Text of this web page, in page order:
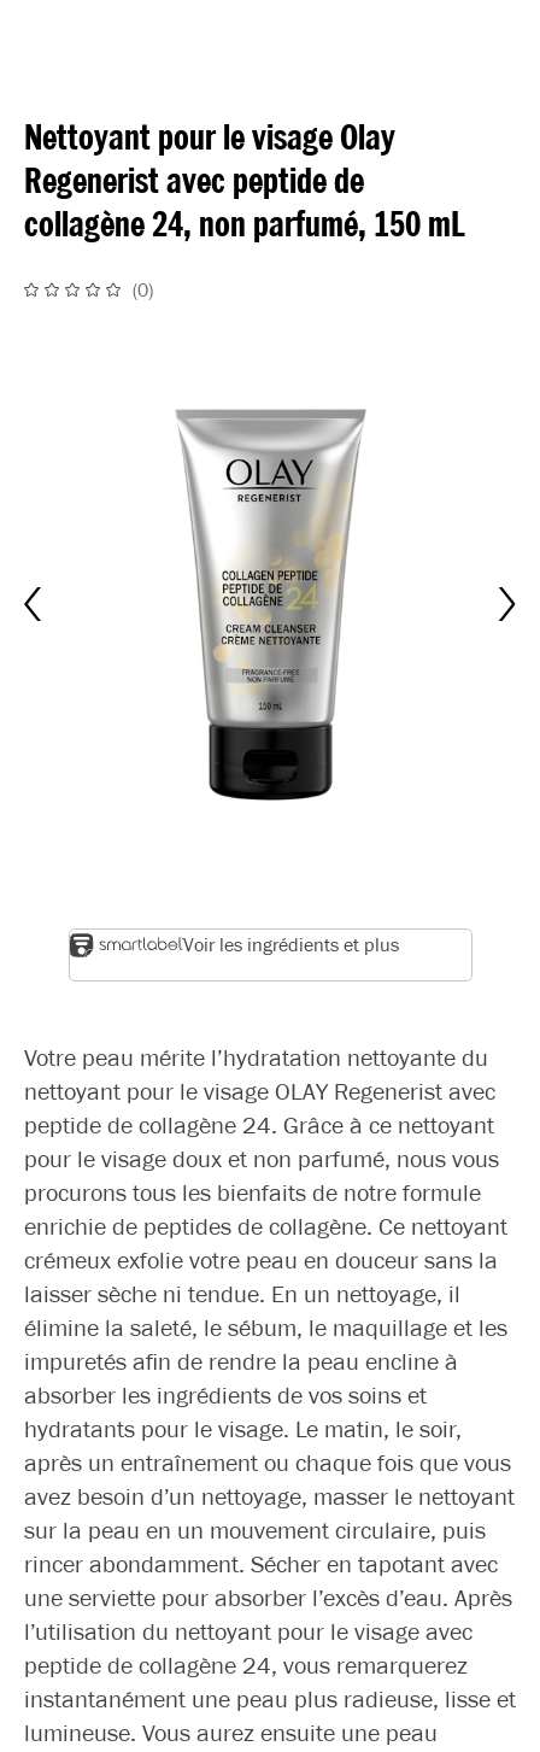
Nettoyant pour le visage Olay
Regenerist avec peptide de
collagène 24, non parfumé, 150 mL
(0)
Voir les ingrédients et plus
Votre peau mérite l’hydratation nettoyante du
nettoyant pour le visage OLAY Regenerist avec
peptide de collagène 24. Grâce à ce nettoyant
pour le visage doux et non parfumé, nous vous
procurons tous les bienfaits de notre formule
enrichie de peptides de collagène. Ce nettoyant
crémeux exfolie votre peau en douceur sans la
laisser sèche ni tendue. En un nettoyage, il
élimine la saleté, le sébum, le maquillage et les
impuretés afin de rendre la peau encline à
absorber les ingrédients de vos soins et
hydratants pour le visage. Le matin, le soir,
après un entraînement ou chaque fois que vous
avez besoin d’un nettoyage, masser le nettoyant
sur la peau en un mouvement circulaire, puis
rincer abondamment. Sécher en tapotant avec
une serviette pour absorber l’excès d’eau. Après
l’utilisation du nettoyant pour le visage avec
peptide de collagène 24, vous remarquerez
instantanément une peau plus radieuse, lisse et
lumineuse. Vous aurez ensuite une peau